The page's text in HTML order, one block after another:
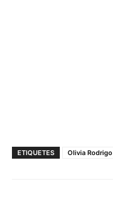
ETIQUETES Olivia Rodrigo